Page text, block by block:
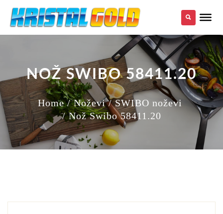
NOŽ SWIBO 58411.20
Home / Noževi / SWIBO noževi
/ Nož Swibo 58411.20